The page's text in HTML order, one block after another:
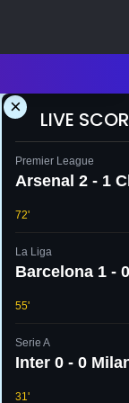
×
LIVE
Premier League
Arsenal 2 - 1
72'
La Liga
Barcelona 1 -
55'
Serie A
Inter 0 - 0
31'